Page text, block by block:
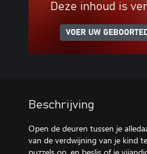
Deze inhoud is
VOER UW
Beschrijving
Open de deuren tussen je
van de verdwijning van je kind